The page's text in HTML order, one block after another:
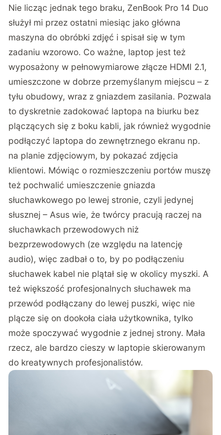
Nie licząc jednak tego braku, ZenBook Pro 14 Duo
służył mi przez ostatni miesiąc jako główna
maszyna do obróbki zdjęć i spisał się w tym
zadaniu wzorowo. Co ważne, laptop jest też
wyposażony w pełnowymiarowe złącze HDMI 2.1,
umieszczone w dobrze przemyślanym miejscu – z
tyłu obudowy, wraz z gniazdem zasilania. Pozwala
to dyskretnie zadokować laptopa na biurku bez
plączących się z boku kabli, jak również wygodnie
podłączyć laptopa do zewnętrznego ekranu np.
na planie zdjęciowym, by pokazać zdjęcia
klientowi. Mówiąc o rozmieszczeniu portów muszę
też pochwalić umieszczenie gniazda
słuchawkowego po lewej stronie, czyli jedynej
słusznej – Asus wie, że twórcy pracują raczej na
słuchawkach przewodowych niż
bezprzewodowych (ze względu na latencję
audio), więc zadbał o to, by po podłączeniu
słuchawek kabel nie plątał się w okolicy myszki. A
też większość profesjonalnych słuchawek ma
przewód podłączany do lewej puszki, więc nie
plącze się on dookoła ciała użytkownika, tylko
może spoczywać wygodnie z jednej strony. Mała
rzecz, ale bardzo cieszy w laptopie skierowanym
do kreatywnych profesjonalistów.